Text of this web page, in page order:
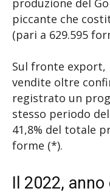
piccante che
(pari a 629.595
Sul fronte export,
vendite oltre
registrato un
stesso periodo
41,8% del totale
forme (*).
Il 2022,